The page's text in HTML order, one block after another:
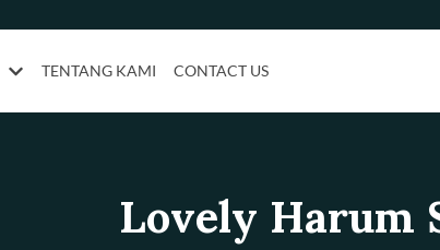
TENTANG KAMI CONTACT US
Lovely Harum